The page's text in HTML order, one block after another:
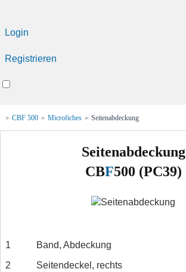
Login
Registrieren
» CBF 500 » Microfiches » Seitenabdeckung
Seitenabdeckung
CBF500 (PC39)
1
Band, Abdeckung
2
Seitendeckel, rechts